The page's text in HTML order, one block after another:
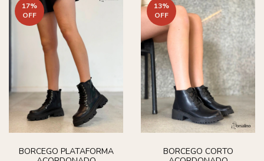
17%
OFF
BORCEGO PLATAFORMA
13%
OFF
BORCEGO CORTO